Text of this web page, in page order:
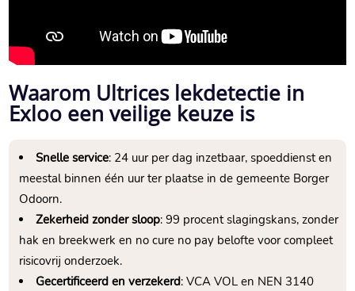
Waarom Ultrices lekdetectie in
Exloo een veilige keuze is
Snelle service: 24 uur per dag inzetbaar, spoeddienst en
meestal binnen één uur ter plaatse in de gemeente Borger
Odoorn.​
Zekerheid zonder sloop: 99 procent slagingskans, zonder
hak en breekwerk en no cure no pay belofte voor compleet
risicovrij onderzoek.​
Gecertificeerd en verzekerd: VCA VOL en NEN 3140